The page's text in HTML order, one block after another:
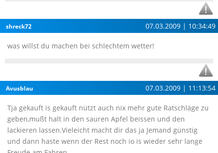
shreck72 07.03.2009 | 10:34:49
was willst du machen bei schlechtem wetter!
Avusblau 07.03.2009 | 11:13:54
Tja gekauft is gekauft nützt auch nix mehr gute Ratschläge zu
geben,mußt halt in den sauren Apfel beissen und den
lackieren lassen.Vieleicht macht dir das ja Jemand günstig
und dann haste wenn der Rest noch io is wieder sehr lange